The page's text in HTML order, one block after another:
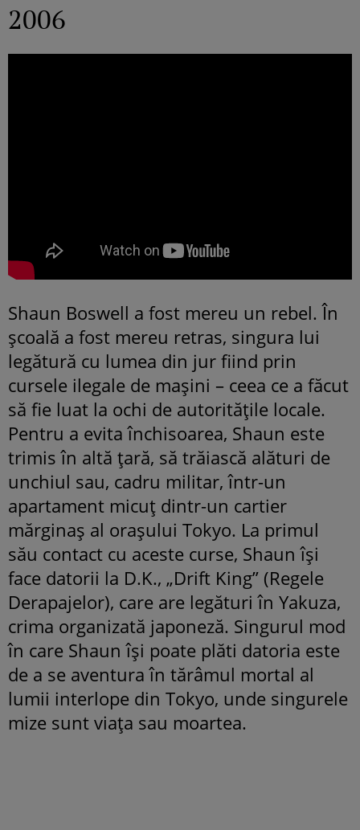
2006
Shaun Boswell a fost mereu un rebel. În
școală a fost mereu retras, singura lui
legătură cu lumea din jur fiind prin
cursele ilegale de mașini – ceea ce a făcut
să fie luat la ochi de autoritățile locale.
Pentru a evita închisoarea, Shaun este
trimis în altă țară, să trăiască alături de
unchiul sau, cadru militar, într-un
apartament micuț dintr-un cartier
mărginaș al orașului Tokyo. La primul
său contact cu aceste curse, Shaun își
face datorii la D.K., „Drift King” (Regele
Derapajelor), care are legături în Yakuza,
crima organizată japoneză. Singurul mod
în care Shaun își poate plăti datoria este
de a se aventura în tărâmul mortal al
lumii interlope din Tokyo, unde singurele
mize sunt viața sau moartea.